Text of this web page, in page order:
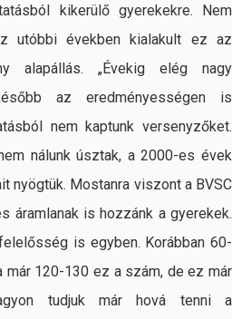
kikerülő gyerekekre. Nem
utóbbi években kialakult ez az
alapállás. „Évekig elég nagy
az eredményességen is
nem kaptunk versenyzőket.
nálunk úsztak, a 2000-es évek
nyögtük. Mostanra viszont a BVSC
áramlanak is hozzánk a gyerekek.
is egyben. Korábban 60-
120-130 ez a szám, de ez már
tudjuk már hová tenni a